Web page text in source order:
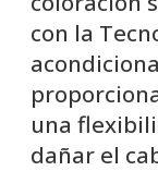
con la
una
dañar el